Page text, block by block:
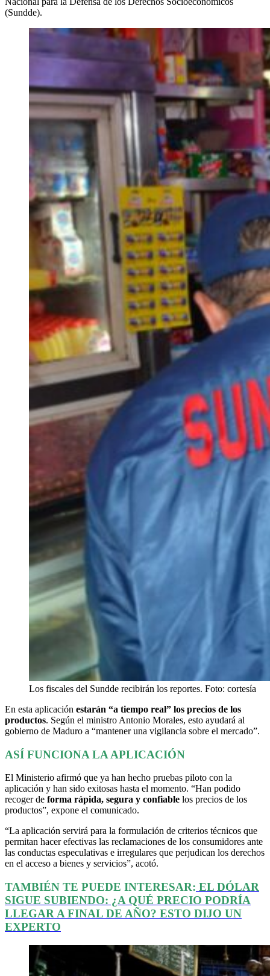
(Sundde).
Los fiscales del Sundde recibirán los reportes. Foto: cortesía
En esta aplicación estarán “a tiempo real” los precios de los
productos. Según el ministro Antonio Morales, esto ayudará al
gobierno de Maduro a “mantener una vigilancia sobre el mercado”.
ASÍ FUNCIONA LA APLICACIÓN
El Ministerio afirmó que ya han hecho pruebas piloto con la
aplicación y han sido exitosas hasta el momento. “Han podido
recoger de forma rápida, segura y confiable los precios de los
productos”, expone el comunicado.
“La aplicación servirá para la formulación de criterios técnicos que
permitan hacer efectivas las reclamaciones de los consumidores ante
las conductas especulativas e irregulares que perjudican los derechos
en el acceso a bienes y servicios”, acotó.
TAMBIÉN TE PUEDE INTERESAR: EL DÓLAR
SIGUE SUBIENDO: ¿A QUÉ PRECIO PODRÍA
LLEGAR A FINAL DE AÑO? ESTO DIJO UN
EXPERTO